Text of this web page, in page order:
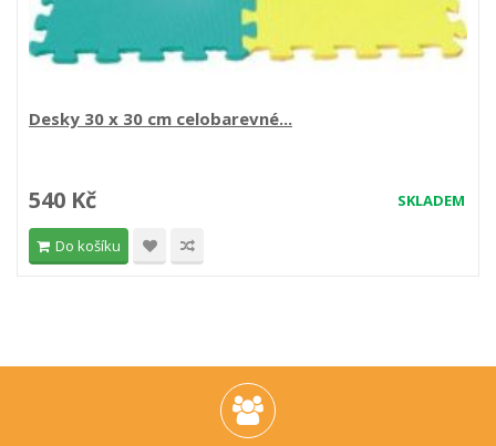
Desky 30 x 30 cm celobarevné...
SKLADEM
540 Kč
Do košíku